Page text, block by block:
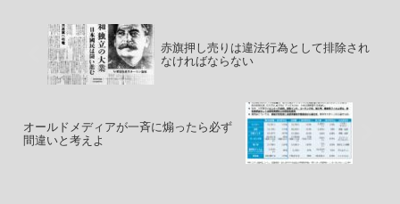
赤旗押し売りは違法行為として排除され
なければならない
オールドメディアが一斉に煽ったら必ず
間違いと考えよ